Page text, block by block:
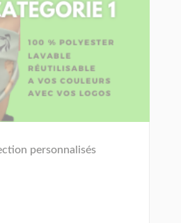
personnalisés